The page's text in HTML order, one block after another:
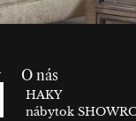
O nás
HAKY
nábytok